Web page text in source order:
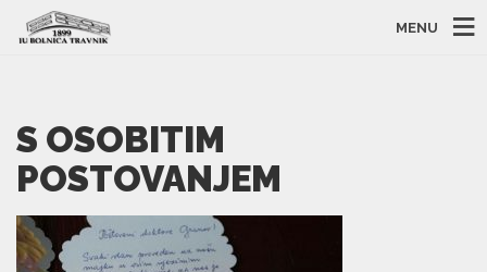
MENU
S OSOBITIM
POSTOVANJEM